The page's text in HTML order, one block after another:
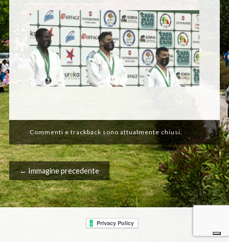
Commenti e trackback sono attualmente chiusi.
← Immagine precedente